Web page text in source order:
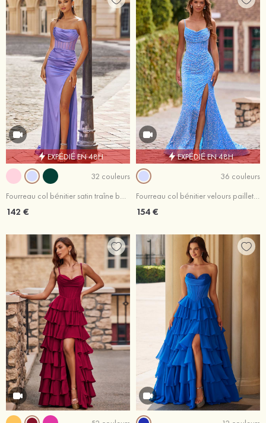
EXPÉDIÉ EN 48H
32 couleurs
Fourreau col bénitier satin traîne balayage robe de bal
142 €
EXPÉDIÉ EN 48H
36 couleurs
Fourreau col bénitier velours paillettes traîne balayage robe de bal avec plissé fendue
154 €